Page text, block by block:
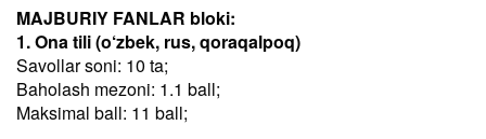
MAJBURIY FANLAR bloki:
1. Ona tili (o‘zbek, rus, qoraqalpoq)
Savollar soni: 10 ta;
Baholash mezoni: 1.1 ball;
Maksimal ball: 11 ball;